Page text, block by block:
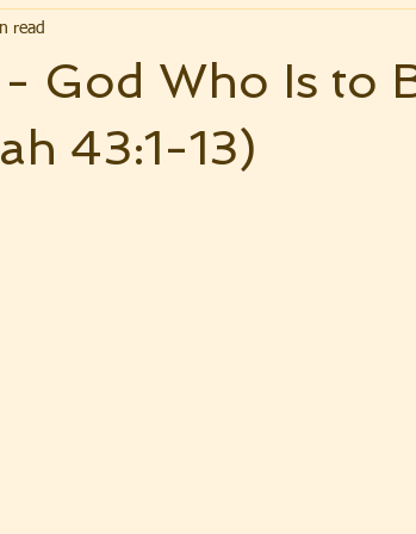
God Who Is to
43:1-13)
read